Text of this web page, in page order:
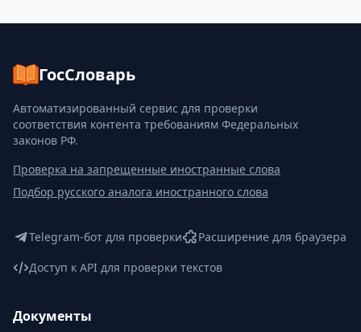
ГосСловарь
Автоматизированный сервис для проверки
соответствия контента требованиям Федеральных
законов РФ.
Проверка на запрещенные иностранные слова
Подбор русского аналога иностранного слова
Telegram-бот для проверки
Расширение для браузера
Доступ к API для проверки текстов
Документы